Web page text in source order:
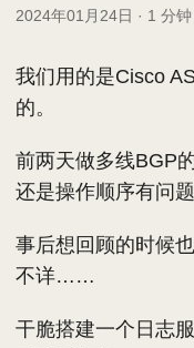
2024年01月24日 · 1 分钟
我们用的是Cisco
的。
前两天做多线BGP
还是操作顺序有问
事后想回顾的时候
不详……
干脆搭建一个日志